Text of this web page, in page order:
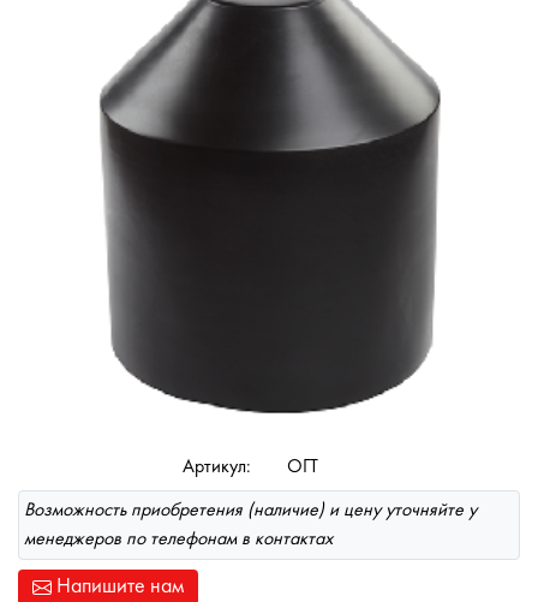
Артикул: ОГТ
Возможность приобретения (наличие) и цену уточняйте у
менеджеров по телефонам в контактах
Напишите нам